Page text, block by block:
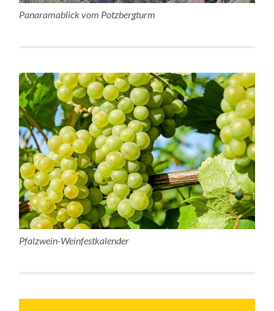
Panaramablick vom Potzbergturm
Pfalzwein-Weinfestkalender